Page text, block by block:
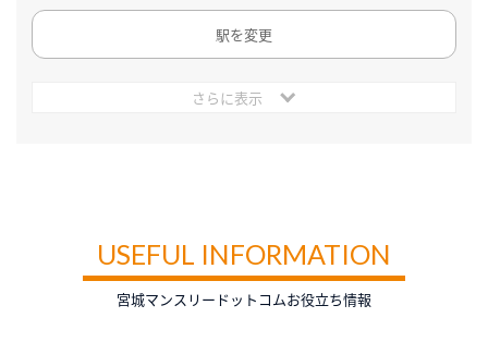
駅を変更
さらに表示
USEFUL INFORMATION
宮城マンスリードットコムお役立ち情報